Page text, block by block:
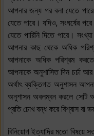
আপনার জন্য গর বলা যেতে
যেতে পারে। যদিও, সংঘর্ষের
যেতে পারিনি দিতে পারে।
আপনার কাছ থেকে অধিক
আপনাকে অধিক পরিশ্রম
আপনাকে অনুশাসিত দিন চর্চা
অর্থাৎ ব্যক্তিগত অনুশাসন
অনুশাসন অবলম্বন করলে সেটি
প্রতি চোখ বন্ধ করে বিশ্বাস বা
বিনিয়োগ ইত্যাদির মতো বিষয়ে